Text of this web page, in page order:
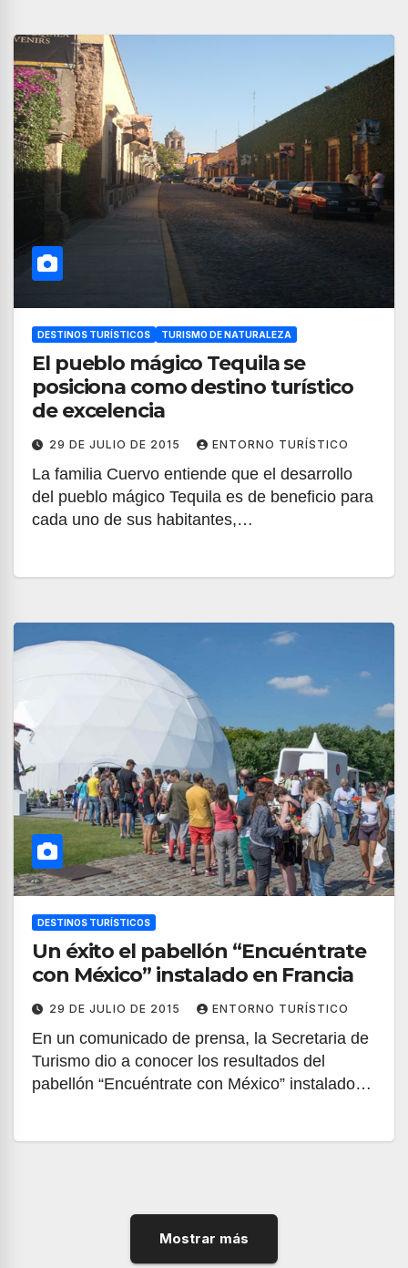
DESTINOS TURÍSTICOS TURISMO DE NATURALEZA
El pueblo mágico Tequila se
posiciona como destino turístico
de excelencia
29 DE JULIO DE 2015 ENTORNO TURÍSTICO
La familia Cuervo entiende que el desarrollo
del pueblo mágico Tequila es de beneficio para
cada uno de sus habitantes,…
DESTINOS TURÍSTICOS
Un éxito el pabellón “Encuéntrate
con México” instalado en Francia
29 DE JULIO DE 2015 ENTORNO TURÍSTICO
En un comunicado de prensa, la Secretaria de
Turismo dio a conocer los resultados del
pabellón “Encuéntrate con México” instalado…
Mostrar más